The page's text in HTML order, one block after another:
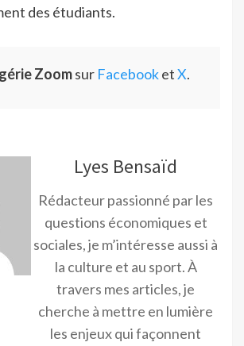
des étudiants.
Zoomsur FacebooketX.
Lyes Bensaïd
Rédacteur passionné par les
questions économiques et
sociales, je m’intéresse aussi à
la culture et au sport. À
travers mes articles, je
cherche à mettre en lumière
les enjeux qui façonnent